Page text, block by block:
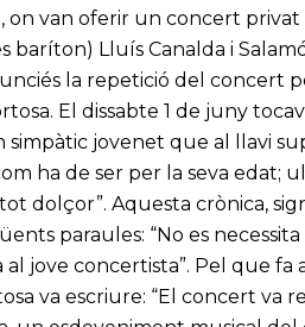
on van oferir un concert
Lluís Canalda i
la repetició del concert
El dissabte 1 de juny
simpàtic jovenet que al llavi
ha de ser per la seva edat;
dolçor”. Aquesta crònica,
paraules: “No es
jove concertista”. Pel que fa
va escriure: “El concert va